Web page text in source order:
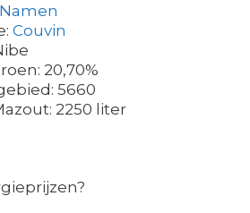
Namen
Couvin
20,70%
5660
2250 liter